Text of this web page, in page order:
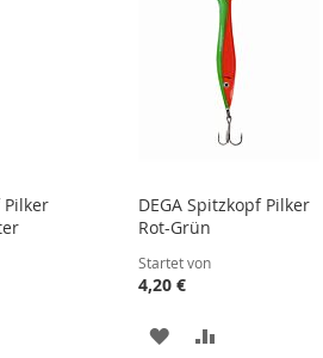
Pilker
DEGA Spitzkopf Pilker
Rot-Grün
Startet von
4,20 €
ZUR